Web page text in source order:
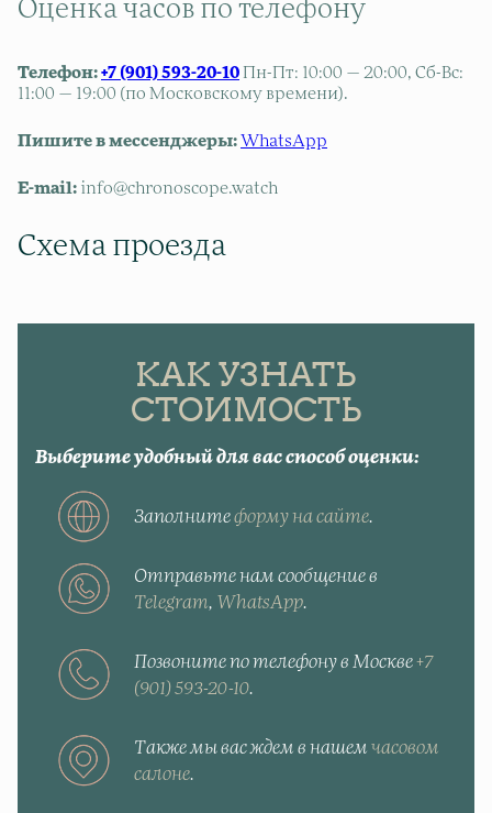
Оценка часов по телефону
Телефон: +7 (901) 593-20-10 Пн-Пт: 10:00 — 20:00, Сб-Вс:
11:00 — 19:00 (по Московскому времени).
Пишите в мессенджеры: WhatsApp
E-mail: info@chronoscope.watch
Схема проезда
КАК УЗНАТЬ
СТОИМОСТЬ
Выберите удобный для вас способ оценки:
Заполнитеформу на сайте.
Отправьте нам сообщение в
Telegram, WhatsApp.
Позвоните по телефону в Москве+7
(901) 593-20-10.
Также мы вас ждем в нашем часовом
салоне.